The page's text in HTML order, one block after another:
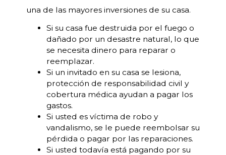
una de las mayores inversiones de su casa.
Si su casa fue destruida por el fuego o
dañado por un desastre natural, lo que
se necesita dinero para reparar o
reemplazar.
Si un invitado en su casa se lesiona,
protección de responsabilidad civil y
cobertura médica ayudan a pagar los
gastos.
Si usted es víctima de robo y
vandalismo, se le puede reembolsar su
pérdida o pagar por las reparaciones.
Si usted todavía está pagando por su